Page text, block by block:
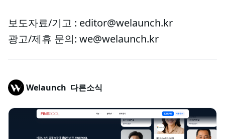
보도자료/기고 : editor@welaunch.kr
광고/제휴 문의: we@welaunch.kr
Welaunch 다른소식